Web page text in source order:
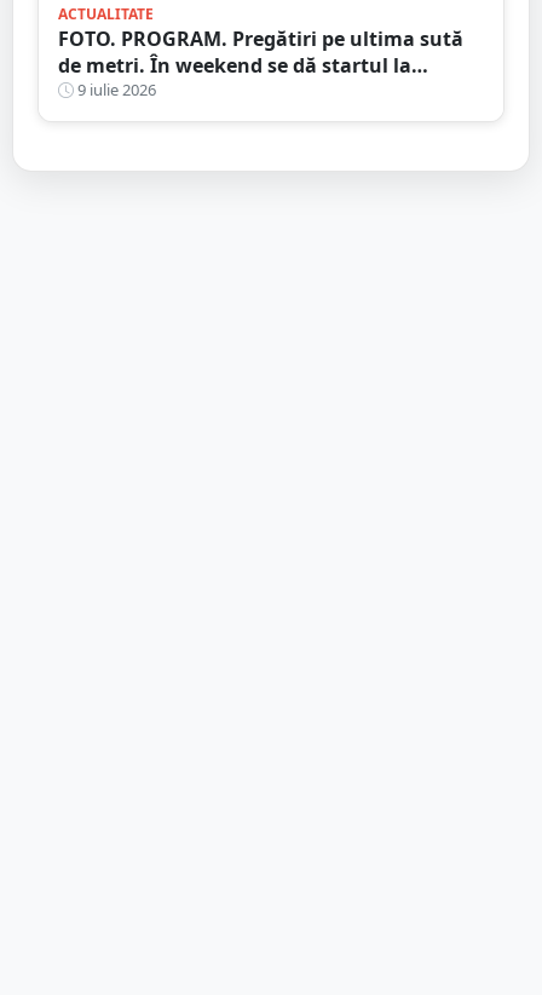
ACTUALITATE
FOTO. PROGRAM. Pregătiri pe ultima sută
de metri. În weekend se dă startul la
distracție. Începe Street Music Festival
9 iulie 2026